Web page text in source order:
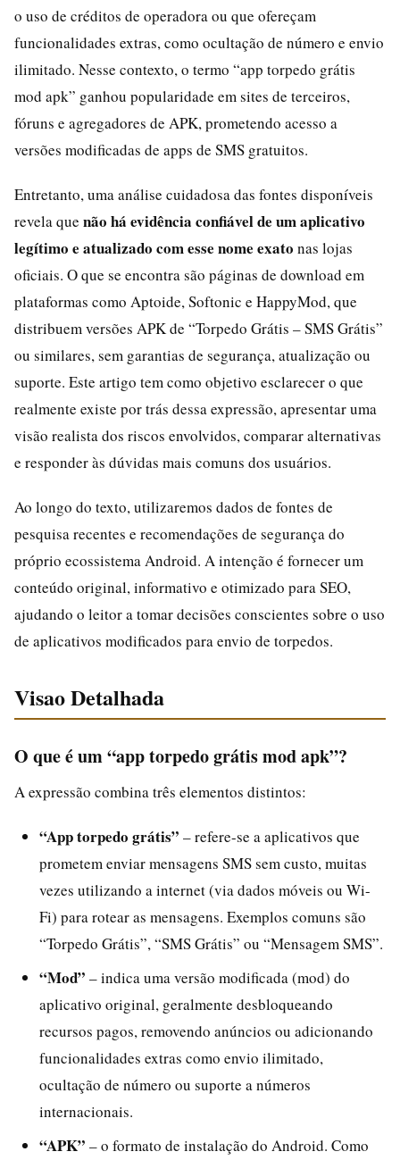
o uso de créditos de operadora ou que ofereçam
funcionalidades extras, como ocultação de número e envio
ilimitado. Nesse contexto, o termo “app torpedo grátis
mod apk” ganhou popularidade em sites de terceiros,
fóruns e agregadores de APK, prometendo acesso a
versões modificadas de apps de SMS gratuitos.
Entretanto, uma análise cuidadosa das fontes disponíveis
revela que não há evidência confiável de um aplicativo
legítimo e atualizado com esse nome exato nas lojas
oficiais. O que se encontra são páginas de download em
plataformas como Aptoide, Softonic e HappyMod, que
distribuem versões APK de “Torpedo Grátis – SMS Grátis”
ou similares, sem garantias de segurança, atualização ou
suporte. Este artigo tem como objetivo esclarecer o que
realmente existe por trás dessa expressão, apresentar uma
visão realista dos riscos envolvidos, comparar alternativas
e responder às dúvidas mais comuns dos usuários.
Ao longo do texto, utilizaremos dados de fontes de
pesquisa recentes e recomendações de segurança do
próprio ecossistema Android. A intenção é fornecer um
conteúdo original, informativo e otimizado para SEO,
ajudando o leitor a tomar decisões conscientes sobre o uso
de aplicativos modificados para envio de torpedos.
Visao Detalhada
O que é um “app torpedo grátis mod apk”?
A expressão combina três elementos distintos:
“App torpedo grátis” – refere-se a aplicativos que
prometem enviar mensagens SMS sem custo, muitas
vezes utilizando a internet (via dados móveis ou Wi-
Fi) para rotear as mensagens. Exemplos comuns são
“Torpedo Grátis”, “SMS Grátis” ou “Mensagem SMS”.
“Mod” – indica uma versão modificada (mod) do
aplicativo original, geralmente desbloqueando
recursos pagos, removendo anúncios ou adicionando
funcionalidades extras como envio ilimitado,
ocultação de número ou suporte a números
internacionais.
“APK” – o formato de instalação do Android. Como